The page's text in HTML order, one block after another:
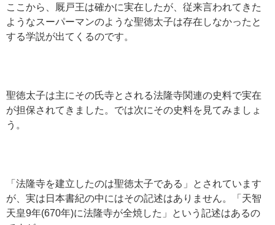
ここから、厩戸王は確かに実在したが、従来言われてきた
ようなスーパーマンのような聖徳太子は存在しなかったと
する学説が出てくるのです。
聖徳太子は主にその氏寺とされる法隆寺関連の史料で実在
が担保されてきました。では次にその史料を見てみましょ
う。
「法隆寺を建立したのは聖徳太子である」とされています
が、実は日本書紀の中にはその記述はありません。「天智
天皇9年(670年)に法隆寺が全焼した」という記述はあるの